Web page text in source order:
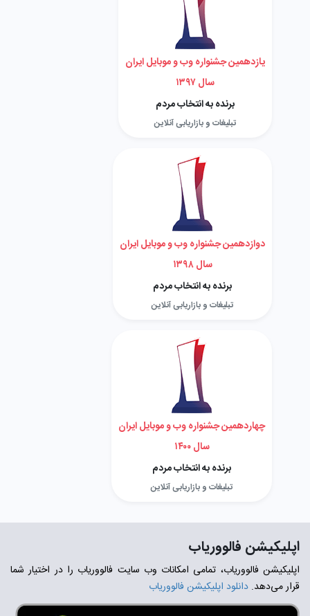
یازدهمین جشنواره وب و موبایل ایران
سال ۱۳۹۷
برنده به انتخاب مردم
تبلیغات و بازاریابی آنلاین
دوازدهمین جشنواره وب و موبایل ایران
سال ۱۳۹۸
برنده به انتخاب مردم
تبلیغات و بازاریابی آنلاین
چهاردهمین جشنواره وب و موبایل ایران
سال ۱۴۰۰
برنده به انتخاب مردم
تبلیغات و بازاریابی آنلاین
اپلیکیشن فالووریاب
اپلیکیشن فالووریاب، تمامی امکانات وب سایت فالووریاب را در اختیار شما
قرار می‌دهد. دانلود اپلیکیشن فالووریاب